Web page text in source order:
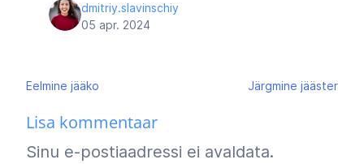
dmitriy.slavinschiy
05 apr. 2024
Navigeerimine
Eelmine jääko Järgmine jääster
Lisa kommentaar
Sinu e-postiaadressi ei avaldata.